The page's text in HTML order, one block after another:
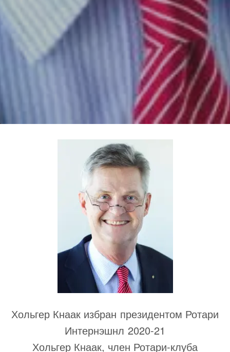
Хольгер Кнаак избран президентом Ротари
Интернэшнл 2020-21
Хольгер Кнаак, член Ротари-клуба